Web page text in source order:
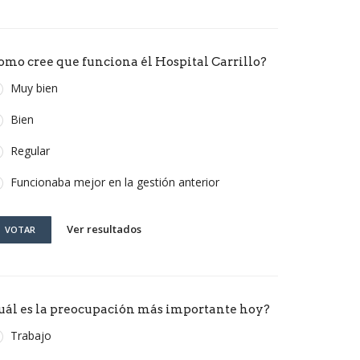
cree que funciona él Hospital Carrillo?
Muy bien
Bien
Regular
Funcionaba mejor en la gestión anterior
VOTAR Ver resultados
es la preocupación más importante hoy?
Trabajo